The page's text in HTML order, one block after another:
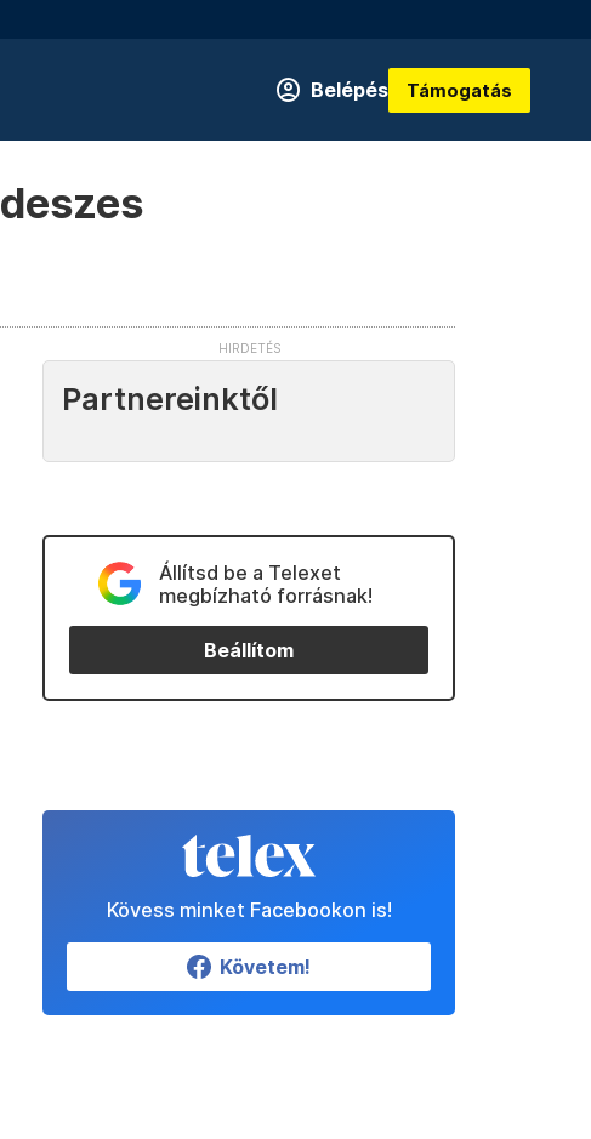
Belépés Támogatás
Partnereinktől
Állítsd be a Telexet
megbízható forrásnak!
Beállítom
Kövess minket Facebookon is!
Követem!